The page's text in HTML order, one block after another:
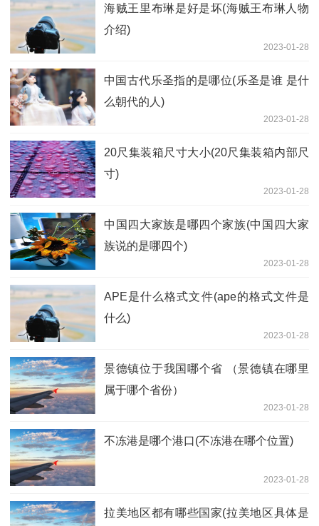
海贼王里布琳是好是坏(海贼王布琳人物
介绍)
2023-01-28
中国古代乐圣指的是哪位(乐圣是谁 是什
么朝代的人)
2023-01-28
20尺集装箱尺寸大小(20尺集装箱内部尺
寸)
2023-01-28
中国四大家族是哪四个家族(中国四大家
族说的是哪四个)
2023-01-28
APE是什么格式文件(ape的格式文件是
什么)
2023-01-28
景德镇位于我国哪个省 （景德镇在哪里
属于哪个省份）
2023-01-28
不冻港是哪个港口(不冻港在哪个位置)
2023-01-28
拉美地区都有哪些国家(拉美地区具体是